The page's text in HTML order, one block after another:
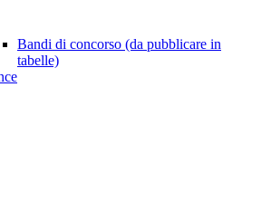
Bandi di concorso (da pubblicare in
tabelle)